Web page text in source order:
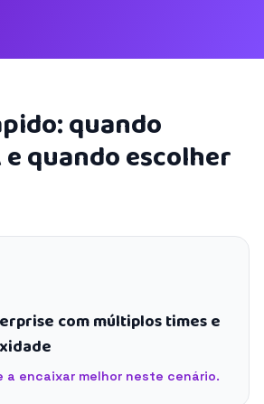
quando
quando escolher
com múltiplos times e
a encaixar melhor neste cenário.